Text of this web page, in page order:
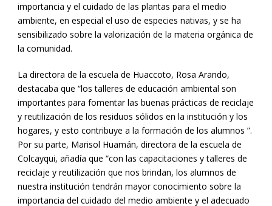
importancia y el cuidado de las plantas para el medio
ambiente, en especial el uso de especies nativas, y se ha
sensibilizado sobre la valorización de la materia orgánica de
la comunidad.
La directora de la escuela de Huaccoto, Rosa Arando,
destacaba que “los talleres de educación ambiental son
importantes para fomentar las buenas prácticas de reciclaje
y reutilización de los residuos sólidos en la institución y los
hogares, y esto contribuye a la formación de los alumnos ”.
Por su parte, Marisol Huamán, directora de la escuela de
Colcayqui, añadía que “con las capacitaciones y talleres de
reciclaje y reutilización que nos brindan, los alumnos de
nuestra institución tendrán mayor conocimiento sobre la
importancia del cuidado del medio ambiente y el adecuado